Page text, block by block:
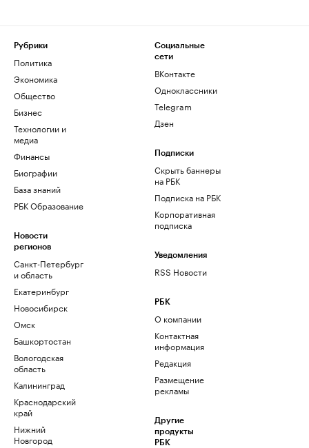
Рубрики
Политика
Экономика
Общество
Бизнес
Технологии и
медиа
Финансы
Биографии
База знаний
РБК Образование
Новости
регионов
Санкт-Петербург
и область
Екатеринбург
Новосибирск
Омск
Башкортостан
Вологодская
область
Калининград
Краснодарский
край
Нижний
Новгород
Социальные
сети
ВКонтакте
Одноклассники
Telegram
Дзен
Подписки
Скрыть баннеры
на РБК
Подписка на РБК
Корпоративная
подписка
Уведомления
RSS Новости
РБК
О компании
Контактная
информация
Редакция
Размещение
рекламы
Другие
продукты
РБК